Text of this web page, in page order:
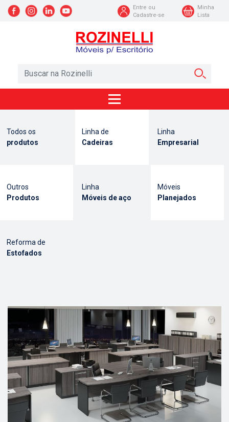
Entre ou
Cadastre-se
Minha
Lista
Todos os
produtos
Linha de
Cadeiras
Linha
Empresarial
Outros
Produtos
Linha
Móveis de aço
Móveis
Planejados
Reforma de
Estofados